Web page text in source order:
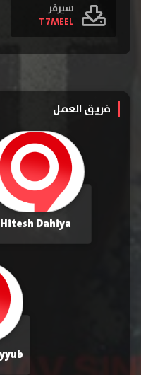
سيرفر
T7MEEL
فريق العمل
Hitesh Dahiya